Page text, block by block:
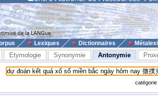
Lexiques Dictionnaires
Etymologie Synonymie Antonymie
catégorie